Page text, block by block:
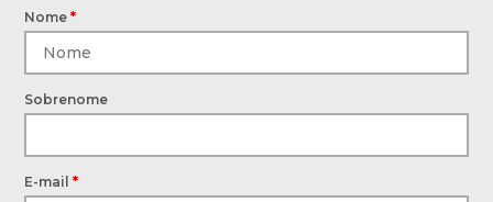
Nome*
Sobrenome
E-mail*